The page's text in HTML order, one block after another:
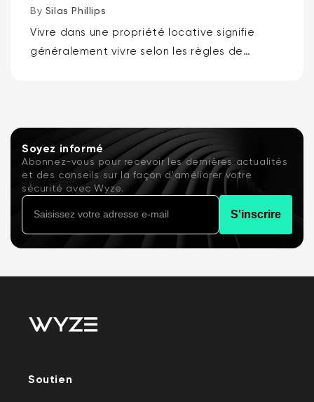
By Silas Phillips
Vivre dans une propriété locative signifie
généralement vivre selon les règles de
Soyez informé
Abonnez-vous pour recevoir les dernières actualités
et des conseils sur la façon d'améliorer votre
sécurité avec Wyze.
S'inscrire
Soutien